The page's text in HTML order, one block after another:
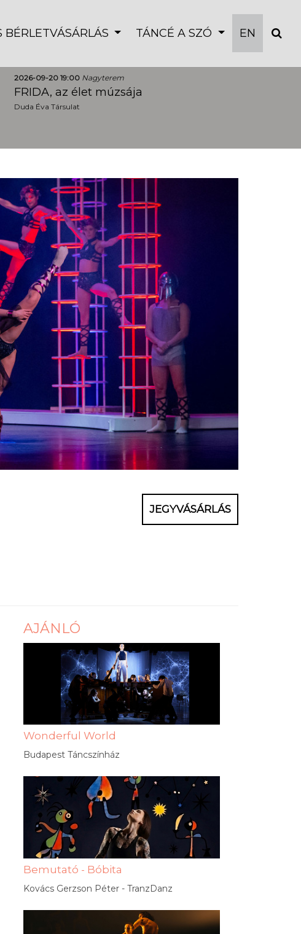
BÉRLETVÁSÁRLÁS TÁNCÉ A SZÓ EN
2026-09-20 19:00 Nagyterem
FRIDA, az élet múzsája
Duda Éva Társulat
JEGYVÁSÁRLÁS
AJÁNLÓ
Wonderful World
Budapest Táncszínház
Bemutató - Bóbita
Kovács Gerzson Péter - TranzDanz